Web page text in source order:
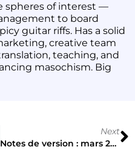
spheres of interest —
to board
guitar riffs. Has a solid
creative team
teaching, and
masochism. Big
Next
Notes de version : mars 2026